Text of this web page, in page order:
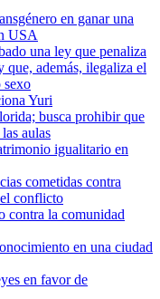
en ganar una
USA
una ley que penaliza
que, además, ilegaliza el
sexo
Yuri
busca prohibir que
aulas
igualitario en
cometidas contra
conflicto
contra la comunidad
en una ciudad
en favor de